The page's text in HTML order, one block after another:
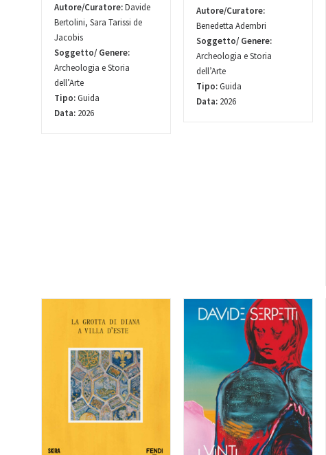
Autore/Curatore:Davide
Bertolini, Sara Tarissi de
Jacobis
Soggetto/ Genere:
Archeologia e Storia
dell’Arte
Tipo:Guida
Data: 2026
Autore/Curatore:
Benedetta Adembri
Soggetto/ Genere:
Archeologia e Storia
dell’Arte
Tipo:Guida
Data: 2026